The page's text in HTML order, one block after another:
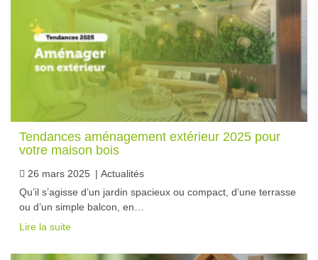
Tendances aménagement extérieur 2025 pour
votre maison bois
26 mars 2025 | Actualités
Qu’il s’agisse d’un jardin spacieux ou compact, d’une terrasse
ou d’un simple balcon, en…
Lire la suite